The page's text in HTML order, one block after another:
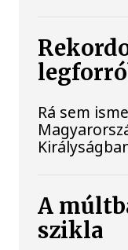
Rá sem
A
szikla